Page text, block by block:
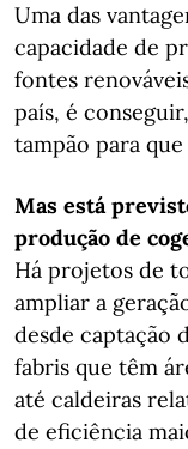
Uma das
capacidade de
fontes
país, é
tampão para
Mas está
produção de
Há projetos de
ampliar a
desde captação
fabris que têm
até caldeiras
de eficiência